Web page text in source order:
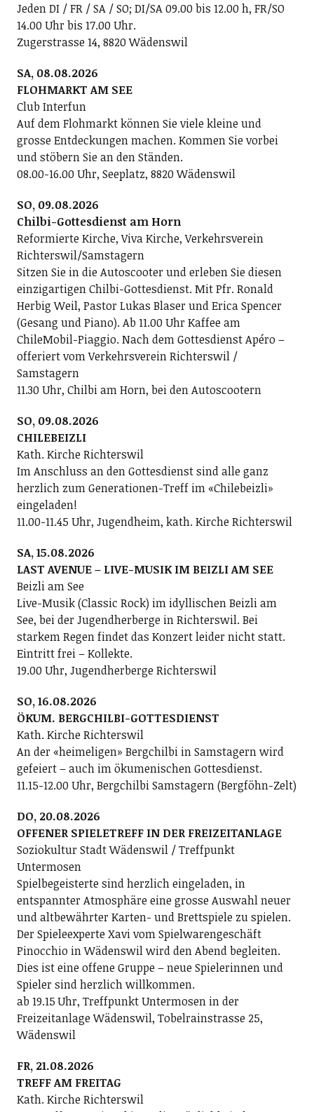
Jeden DI / FR / SA / SO; DI/SA 09.00 bis 12.00 h, FR/SO
14.00 Uhr bis 17.00 Uhr.
Zugerstrasse 14, 8820 Wädenswil
SA, 08.08.2026
FLOHMARKT AM SEE
Club Interfun
Auf dem Flohmarkt können Sie viele kleine und
grosse Entdeckungen machen. Kommen Sie vorbei
und stöbern Sie an den Ständen.
08.00-16.00 Uhr, Seeplatz, 8820 Wädenswil
SO, 09.08.2026
Chilbi-Gottesdienst am Horn
Reformierte Kirche, Viva Kirche, Verkehrsverein
Richterswil/Samstagern
Sitzen Sie in die Autoscooter und erleben Sie diesen
einzigartigen Chilbi-Gottesdienst. Mit Pfr. Ronald
Herbig Weil, Pastor Lukas Blaser und Erica Spencer
(Gesang und Piano). Ab 11.00 Uhr Kaffee am
ChileMobil-Piaggio. Nach dem Gottesdienst Apéro –
offeriert vom Verkehrsverein Richterswil /
Samstagern
11.30 Uhr, Chilbi am Horn, bei den Autoscootern
SO, 09.08.2026
CHILEBEIZLI
Kath. Kirche Richterswil
Im Anschluss an den Gottesdienst sind alle ganz
herzlich zum Generationen-Treff im «Chilebeizli»
eingeladen!
11.00-11.45 Uhr, Jugendheim, kath. Kirche Richterswil
SA, 15.08.2026
LAST AVENUE – LIVE-MUSIK IM BEIZLI AM SEE
Beizli am See
Live-Musik (Classic Rock) im idyllischen Beizli am
See, bei der Jugendherberge in Richterswil. Bei
starkem Regen findet das Konzert leider nicht statt.
Eintritt frei – Kollekte.
19.00 Uhr, Jugendherberge Richterswil
SO, 16.08.2026
ÖKUM. BERGCHILBI-GOTTESDIENST
Kath. Kirche Richterswil
An der «heimeligen» Bergchilbi in Samstagern wird
gefeiert – auch im ökumenischen Gottesdienst.
11.15-12.00 Uhr, Bergchilbi Samstagern (Bergföhn-Zelt)
DO, 20.08.2026
OFFENER SPIELETREFF IN DER FREIZEITANLAGE
Soziokultur Stadt Wädenswil / Treffpunkt
Untermosen
Spielbegeisterte sind herzlich eingeladen, in
entspannter Atmosphäre eine grosse Auswahl neuer
und altbewährter Karten- und Brettspiele zu spielen.
Der Spieleexperte Xavi vom Spielwarengeschäft
Pinocchio in Wädenswil wird den Abend begleiten.
Dies ist eine offene Gruppe – neue Spielerinnen und
Spieler sind herzlich willkommen.
ab 19.15 Uhr, Treffpunkt Untermosen in der
Freizeitanlage Wädenswil, Tobelrainstrasse 25,
Wädenswil
FR, 21.08.2026
TREFF AM FREITAG
Kath. Kirche Richterswil